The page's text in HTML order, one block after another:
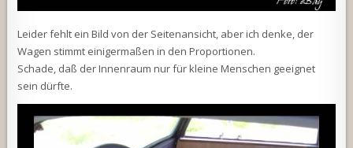
Leider fehlt ein Bild von der Seitenansicht, aber ich denke, der
Wagen stimmt einigermaßen in den Proportionen.
Schade, daß der Innenraum nur für kleine Menschen geeignet
sein dürfte.